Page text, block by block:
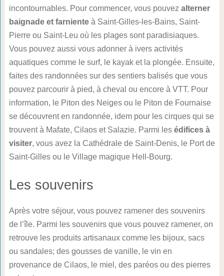
incontournables. Pour commencer, vous pouvez alterner
baignade et farnienteà Saint-Gilles-les-Bains, Saint-
Pierre ou Saint-Leu où les plages sont paradisiaques.
Vous pouvez aussi vous adonner à ivers activités
aquatiques comme le surf, le kayak et la plongée. Ensuite,
faites des randonnées sur des sentiers balisés que vous
pouvez parcourir à pied, à cheval ou encore à VTT. Pour
information, le Piton des Neiges ou le Piton de Fournaise
se découvrent en randonnée, idem pour les cirques qui se
trouvent à Mafate, Cilaos et Salazie. Parmi les édifices à
visiter, vous avez la Cathédrale de Saint-Denis, le Port de
Saint-Gilles ou le Village magique Hell-Bourg.
Les souvenirs
Après votre séjour, vous pouvez ramener des souvenirs
de l’île. Parmi les souvenirs que vous pouvez ramener, on
retrouve les produits artisanaux comme les bijoux, sacs
ou sandales; des gousses de vanille, le vin en
provenance de Cilaos, le miel, des paréos ou des pierres